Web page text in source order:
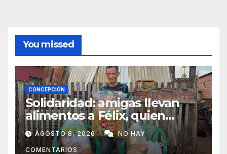
You missed
CONCEPCIÓN
Solidaridad: amigas llevan
alimentos a Félix, quien
ahora vende caramelos para
subsistir
AGOSTO 8, 2026 NO HAY
COMENTARIOS